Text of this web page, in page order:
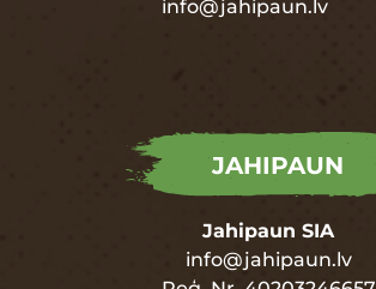
info@jahipaun.lv
JAHIPAUN
Jahipaun SIA
info@jahipaun.lv